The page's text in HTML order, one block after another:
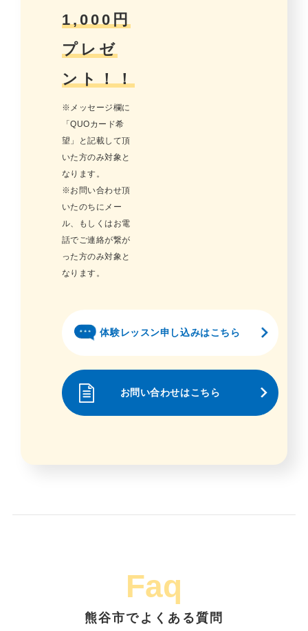
1,000円
プレゼ
ント！！
※メッセージ欄に
「QUOカード希
望」と記載して頂
いた方のみ対象と
なります。
※お問い合わせ頂
いたのちにメー
ル、もしくはお電
話でご連絡が繋が
った方のみ対象と
なります。
体験レッスン申し込みはこちら
お問い合わせはこちら
Faq
熊谷市でよくある質問